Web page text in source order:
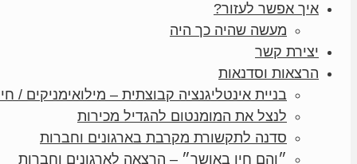
איך אפשר לעזור?
מעשה שהיה כך היה
יצירת קשר
הרצאות וסדנאות
בניית אינטליגנציה קבוצתית – מילואימניקים /
לנצל את המומנטום להגדיל מכירות
סדנה לתקשורת מקרבת בארגונים וחברות
״והם חיו באושר״ – הרצאה לארגונים וחברות